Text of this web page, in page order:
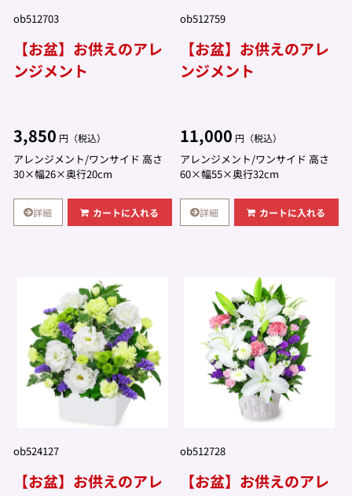
ob512703
【お盆】お供えのアレ
ンジメント
3,850 円（税込）
アレンジメント/ワンサイド 高さ
30×幅26×奥行20cm
詳細 カートに入れる
ob512759
【お盆】お供えのアレ
ンジメント
11,000 円（税込）
アレンジメント/ワンサイド 高さ
60×幅55×奥行32cm
詳細 カートに入れる
ob524127
【お盆】お供えのアレ
ob512728
【お盆】お供えのアレ